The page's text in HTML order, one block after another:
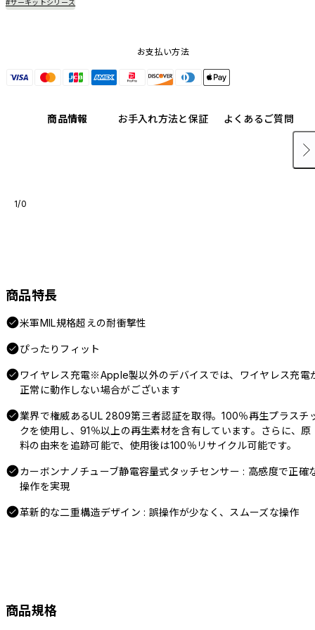
#サーキットシリーズ
お支払い方法
商品情報 お手入れ方法と保証 よくあるご質問
1/0
商品特長
米軍MIL規格超えの耐衝撃性
ぴったりフィット
ワイヤレス充電※Apple製以外のデバイスでは、ワイヤレス充電
正常に動作しない場合がございます
業界で権威あるUL 2809第三者認証を取得。100％再生プラスチ
クを使用し、91％以上の再生素材を含有しています。さらに、原
料の由来を追跡可能で、使用後は100％リサイクル可能です。
カーボンナノチューブ静電容量式タッチセンサー : 高感度で正確
操作を実現
革新的な二重構造デザイン : 誤操作が少なく、スムーズな操作
商品規格